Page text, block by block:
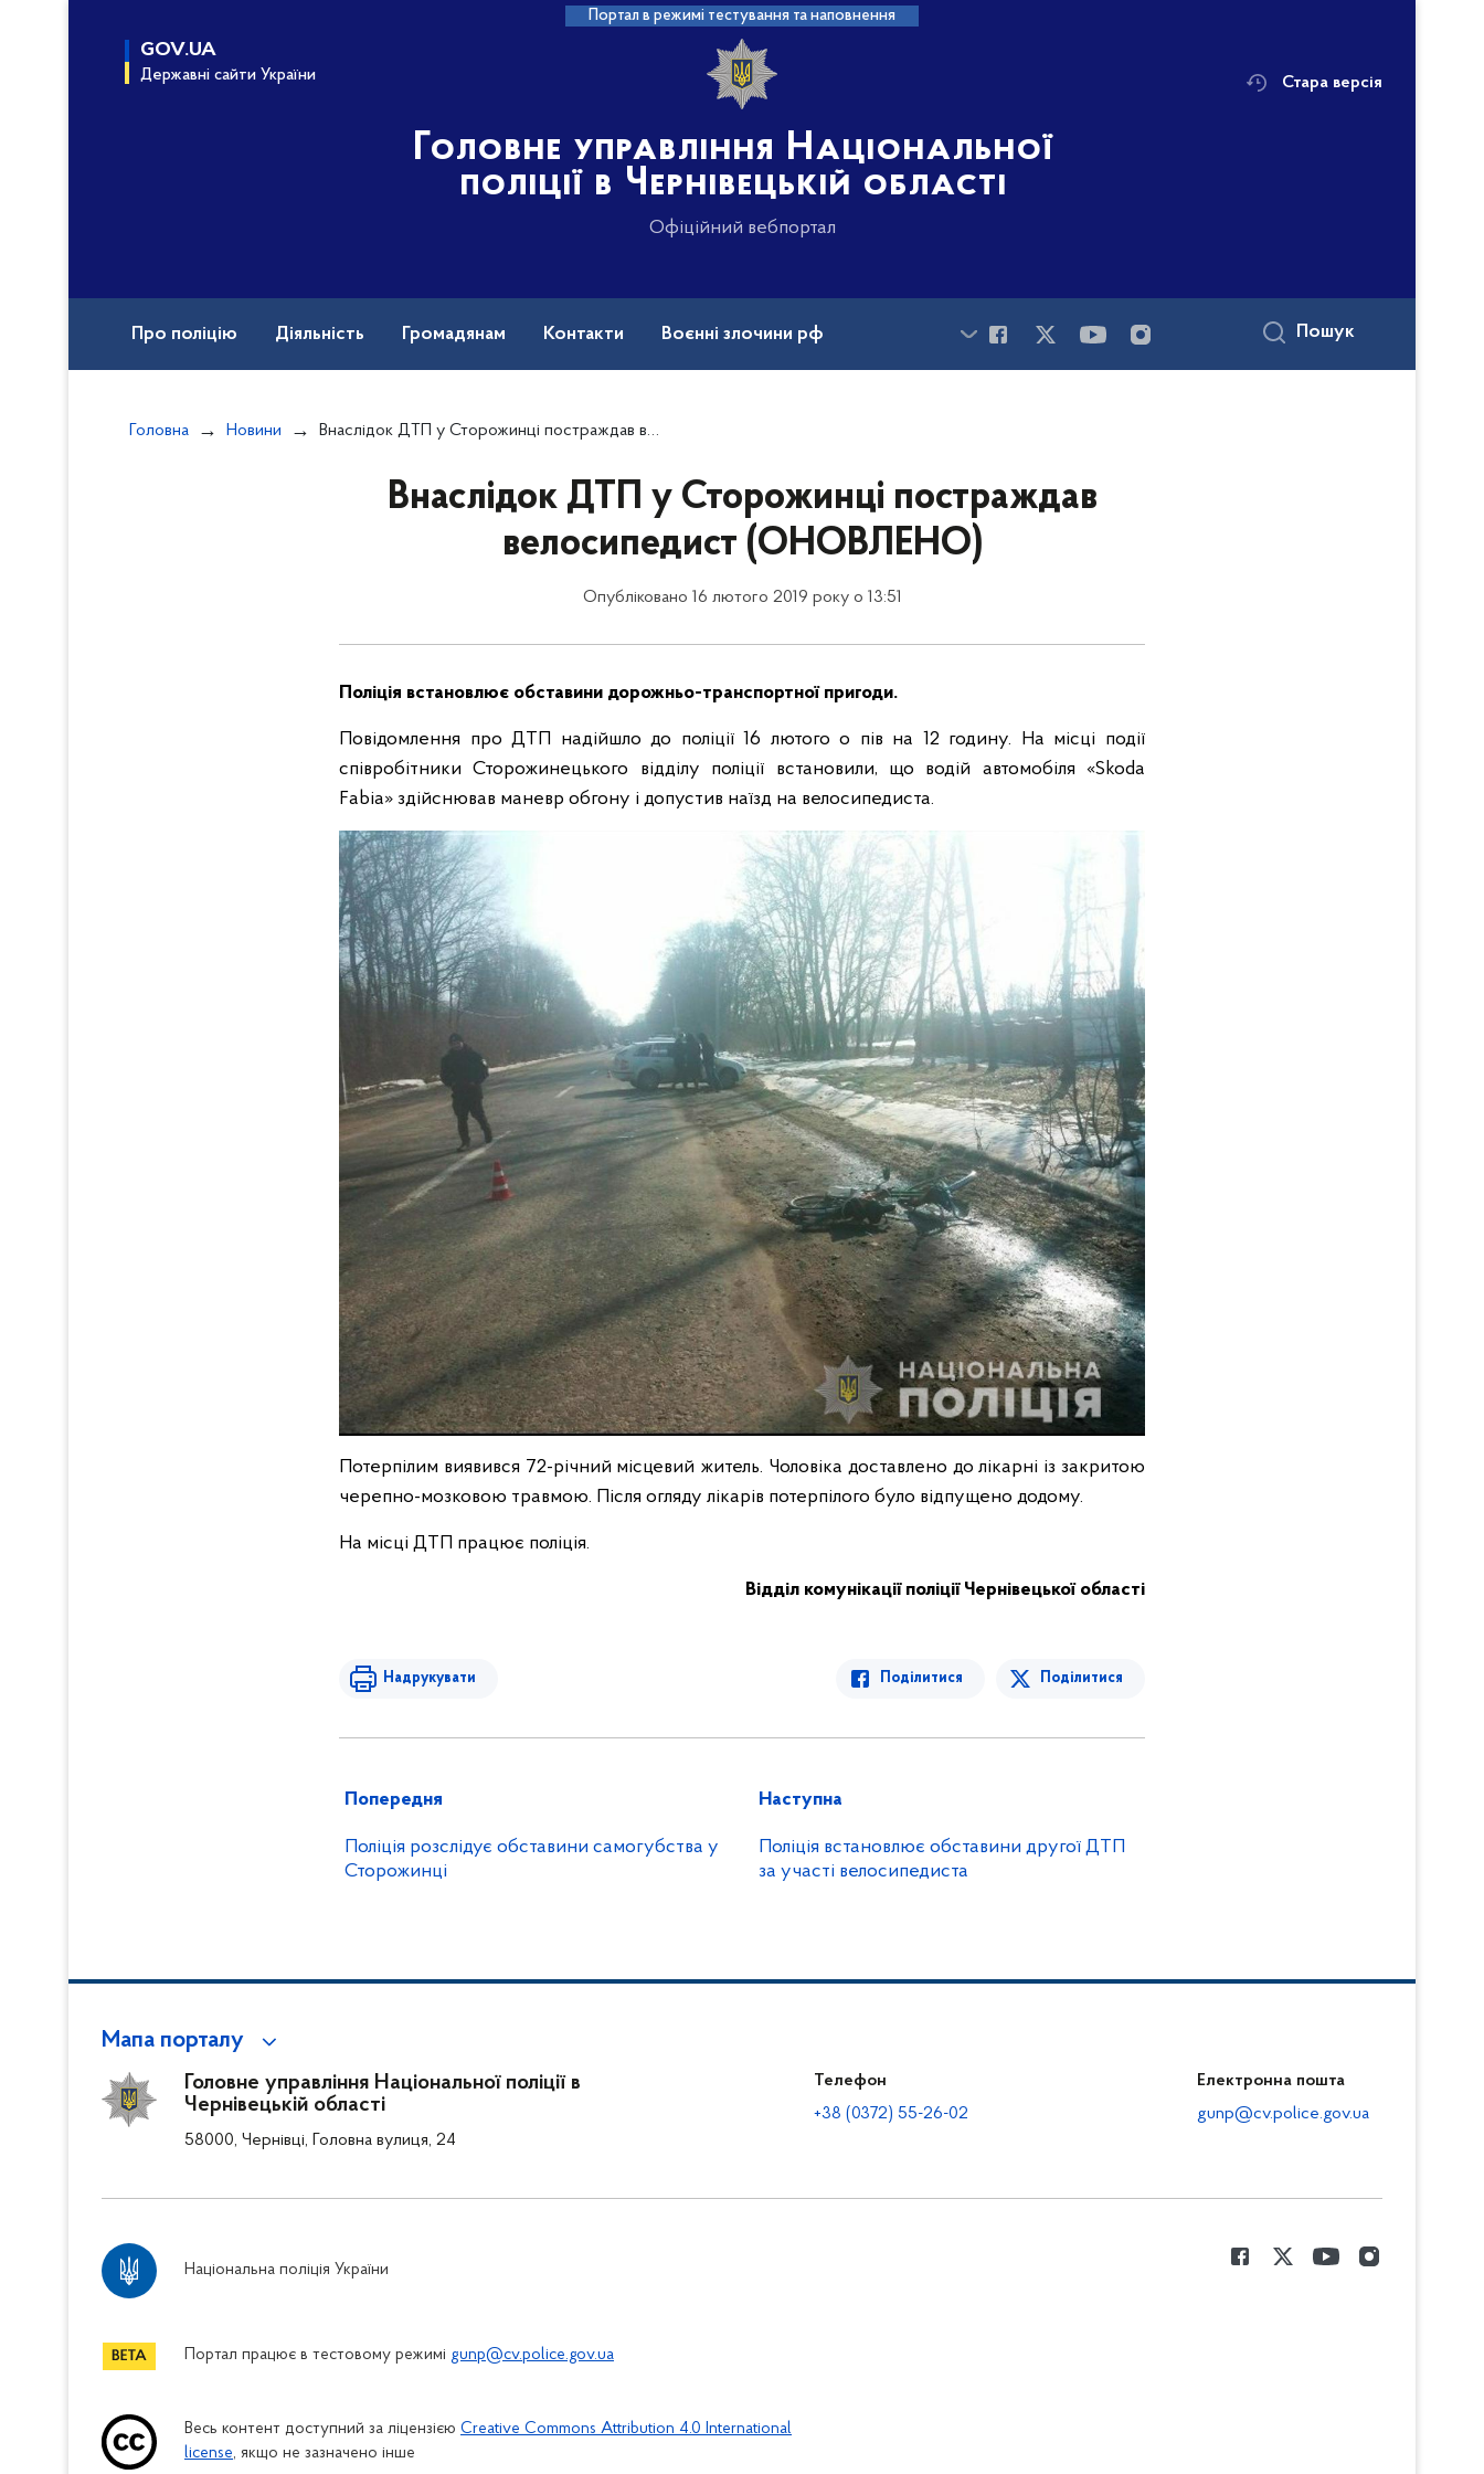
Портал в режимі тестування та наповнення
GOV.UA
Державні сайти України
Головне управління Національної
поліції в Чернівецькій області
Офіційний вебпортал
Стара версія
Про поліцію Діяльність Громадянам Контакти Воєнні злочини рф Пошук
Головна Новини Внаслідок ДТП у Сторожинці постраждав велосипедист (ОНОВЛЕНО)
Внаслідок ДТП у Сторожинці постраждав
велосипедист (ОНОВЛЕНО)
Опубліковано 16 лютого 2019 року о 13:51
Поліція встановлює обставини дорожньо-транспортної пригоди.
Повідомлення про ДТП надійшло до поліції 16 лютого о пів на 12 годину. На місці події
співробітники Сторожинецького відділу поліції встановили, що водій автомобіля «Skoda
Fabia» здійснював маневр обгону і допустив наїзд на велосипедиста.
Потерпілим виявився 72-річний місцевий житель. Чоловіка доставлено до лікарні із закритою
черепно-мозковою травмою. Після огляду лікарів потерпілого було відпущено додому.
На місці ДТП працює поліція.
Відділ комунікації поліції Чернівецької області
Надрукувати Поділитися Поділитися
Попередня
Поліція розслідує обставини самогубства у
Сторожинці
Наступна
Поліція встановлює обставини другої ДТП
за участі велосипедиста
Мапа порталу
Головне управління Національної поліції в
Чернівецькій області
58000, Чернівці, Головна вулиця, 24
Телефон
+38 (0372) 55-26-02
Електронна пошта
gunp@cv.police.gov.ua
Національна поліція України
Портал працює в тестовому режимі gunp@cv.police.gov.ua
Весь контент доступний за ліцензією Creative Commons Attribution 4.0 International
license, якщо не зазначено інше